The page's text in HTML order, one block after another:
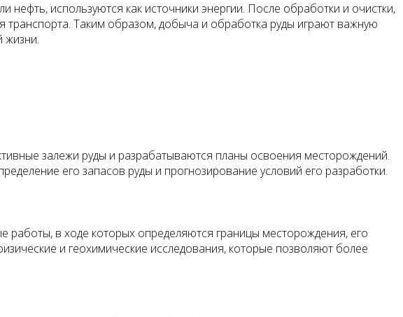
нефть, используются как источники энергии. После обработки и очистки,
транспорта. Таким образом, добыча и обработка руды играют важную
жизни.
залежи руды и разрабатываются планы освоения месторождений.
его запасов руды и прогнозирование условий его разработки.
работы, в ходе которых определяются границы месторождения, его
и геохимические исследования, которые позволяют более